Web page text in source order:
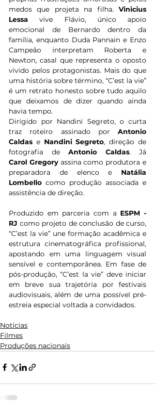
medos que projeta na filha. Vinicius
Lessa vive Flávio, único apoio
emocional de Bernardo dentro da
família, enquanto Duda Pannain e Enzo
Campeão interpretam Roberta e
Newton, casal que representa o oposto
vivido pelos protagonistas. Mais do que
uma história sobre término, “C’est la vie”
é um retrato honesto sobre tudo aquilo
que deixamos de dizer quando ainda
havia tempo.
Dirigido por Nandini Segreto, o curta
traz roteiro assinado por Antonio
Caldas e Nandini Segreto, direção de
fotografia de Antonio Caldas
Carol Gregory assina como produtora e
preparadora de elenco e Natália
Lombello como produção associada e
assistência de direção.
Produzido em parceria com a ESPM -
RJ como projeto de conclusão de curso,
“C’est la vie” une formação acadêmica e
estrutura cinematográfica profissional,
apostando em uma linguagem visual
sensível e contemporânea. Em fase de
pós-produção, “C’est la vie” deve iniciar
em breve sua trajetória por festivais
audiovisuais, além de uma possível pré-
estreia especial voltada a convidados.
Notícias
Filmes
Produções nacionais